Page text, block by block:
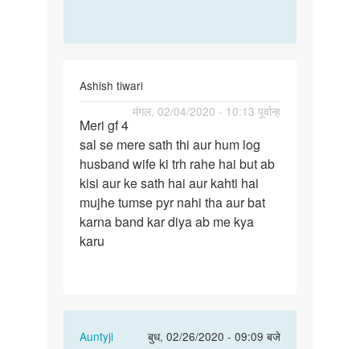
Ashish tiwari
मंगल, 02/04/2020 - 10:13 पूर्वान्ह
Meri
gf
4
sal
se
mere
sath…
Meri gf 4
sal se mere sath thi aur hum log
husband wife ki trh rahe hai but ab
kisi aur ke sath hai aur kahti hai
mujhe tumse pyr nahi tha aur bat
karna band kar diya ab me kya
karu
Auntyji
बुध, 02/26/2020 - 09:09 बजे
In